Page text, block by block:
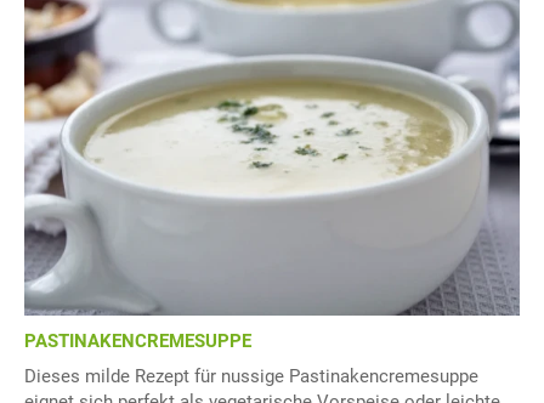
PASTINAKENCREMESUPPE
Dieses milde Rezept für nussige Pastinakencremesuppe